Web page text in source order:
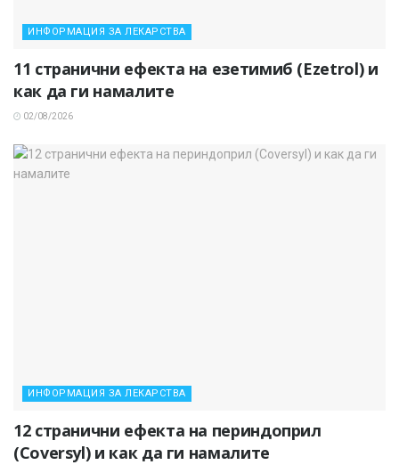
ИНФОРМАЦИЯ ЗА ЛЕКАРСТВА
11 странични ефекта на езетимиб (Ezetrol) и
как да ги намалите
02/08/2026
ИНФОРМАЦИЯ ЗА ЛЕКАРСТВА
12 странични ефекта на периндоприл
(Coversyl) и как да ги намалите